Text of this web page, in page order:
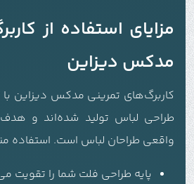
مزایای استفاده از
مدکس دیزاین
کاربرگ‌های تمرینی مدکس دیزاین
طراحی لباس تولید شده‌اند و
واقعی طراحان لباس است. استفاده
پایه طراحی فلت شما را تقویت